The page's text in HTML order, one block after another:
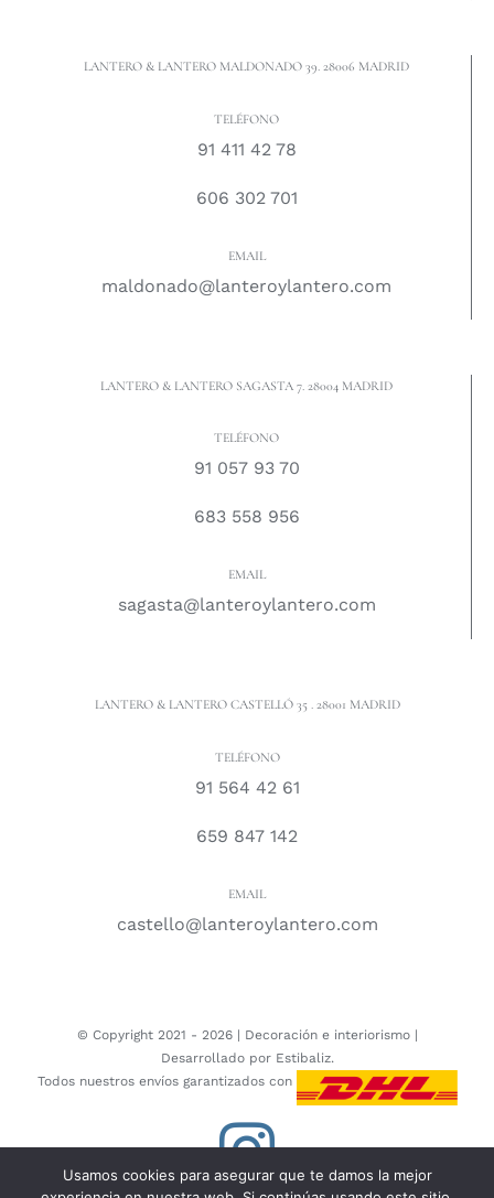
LANTERO & LANTERO MALDONADO 39. 28006 MADRID
TELÉFONO
91 411 42 78
606 302 701
EMAIL
maldonado@lanteroylantero.com
LANTERO & LANTERO SAGASTA 7. 28004 MADRID
TELÉFONO
91 057 93 70
683 558 956
EMAIL
sagasta@lanteroylantero.com
LANTERO & LANTERO CASTELLÓ 35 . 28001 MADRID
TELÉFONO
91 564 42 61
659 847 142
EMAIL
castello@lanteroylantero.com
© Copyright 2021 - 2026 | Decoración e interiorismo|
Desarrollado por Estibaliz.
Todos nuestros envíos garantizados con
Instagram
Usamos cookies para asegurar que te damos la mejor